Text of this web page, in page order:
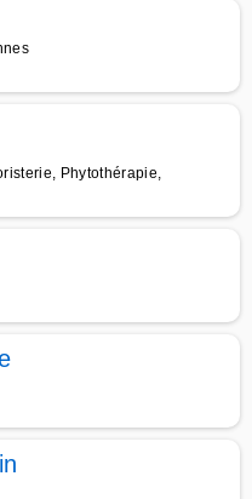
Phytothérapie,